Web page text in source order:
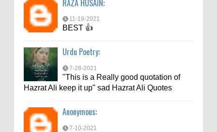
bahut acche se bataya
RAZA HUSAIN:
11-18-2021
BEST 👍
Urdu Poetry:
7-28-2021
"This is a Really good quotation of
Hazrat Ali keep it up" sad Hazrat Ali Quotes
Anonymous:
7-10-2021